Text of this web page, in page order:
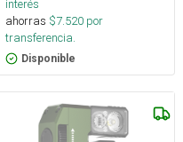
interés
ahorras $7.520 por
transferencia.
Disponible